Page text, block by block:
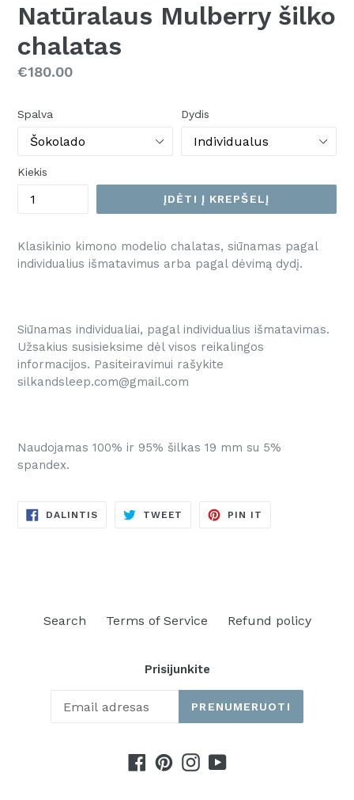
Natūralaus Mulberry šilko
chalatas
Kaina
€180.00
Spalva Dydis
Kiekis
ĮDĖTI Į KREPŠELĮ
Klasikinio kimono modelio chalatas, siūnamas pagal
individualius išmatavimus arba pagal dėvimą dydį.
Siūnamas individualiai, pagal individualius išmatavimas.
Užsakius susisieksime dėl visos reikalingos
informacijos. Pasiteiravimui rašykite
silkandsleep.com@gmail.com
Naudojamas 100% ir 95% šilkas 19 mm su 5%
spandex.
DALINTISDALINTIS
FACEBOOKE
TWEET
TWEETINTI
TVITERYJE
PIN IT
Search Terms of Service Refund policy
Prisijunkite
PRENUMERUOTI
FacebookPinterestInstagram
YouTube